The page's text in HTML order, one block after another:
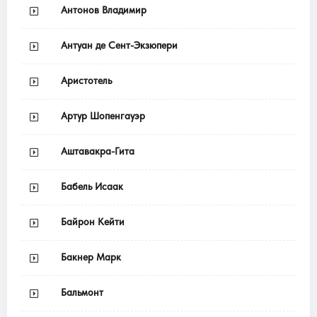
Антонов Владимир
Антуан де Сент-Экзюпери
Аристотель
Артур Шопенгауэр
Аштавакра-Гита
Бабель Исаак
Байрон Кейти
Бакнер Марк
Бальмонт